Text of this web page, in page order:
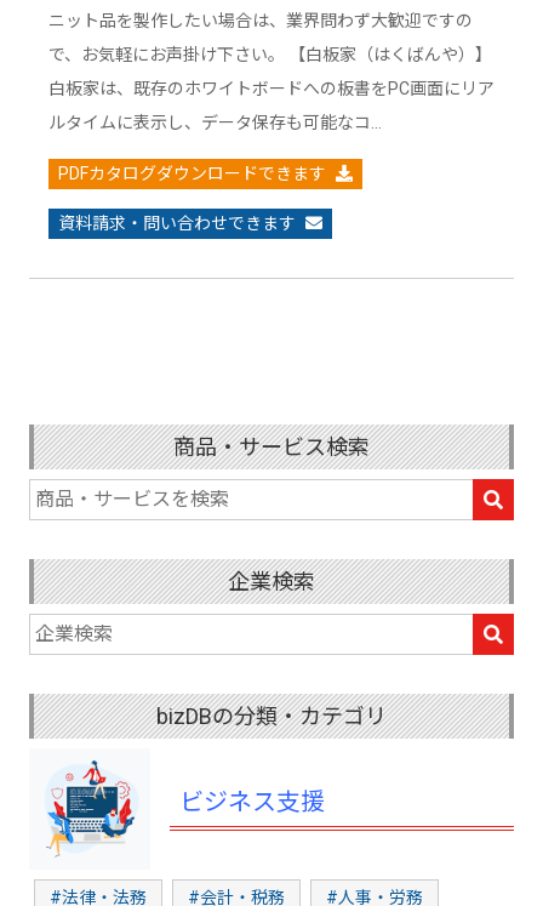
ニット品を製作したい場合は、業界問わず大歓迎ですの
で、お気軽にお声掛け下さい。 【白板家（はくばんや）】
白板家は、既存のホワイトボードへの板書をPC画面にリア
ルタイムに表示し、データ保存も可能なコ…
PDFカタログダウンロードできます
資料請求・問い合わせできます
商品・サービス検索
企業検索
bizDBの分類・カテゴリ
ビジネス支援
#法律・法務 #会計・税務 #人事・労務